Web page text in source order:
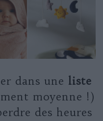
dans une liste
moyenne !)
des heures